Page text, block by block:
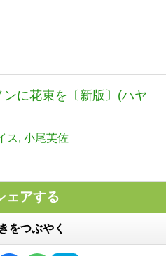
ンに花束を〔新版〕(ハヤ
ス 小尾芙佐
ェアする
をつぶやく